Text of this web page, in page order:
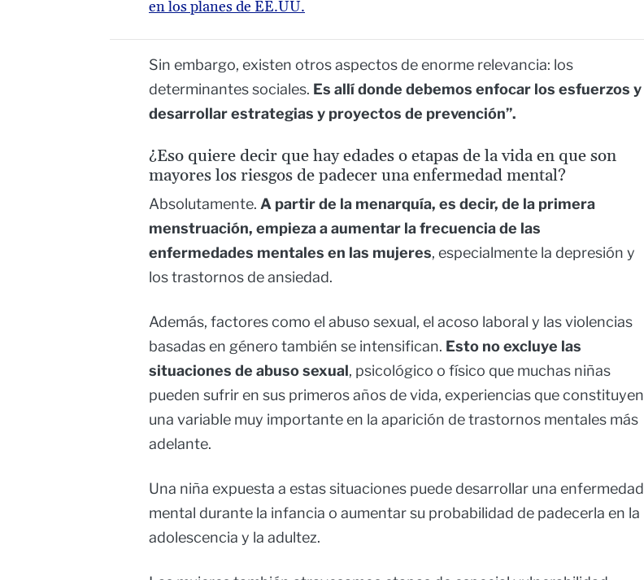
en los planes de EE.UU.
Sin embargo, existen otros aspectos de enorme relevancia: los
determinantes sociales. Es allí donde debemos enfocar los esfuerzos y
desarrollar estrategias y proyectos de prevención”.
¿Eso quiere decir que hay edades o etapas de la vida en que son
mayores los riesgos de padecer una enfermedad mental?
Absolutamente. A partir de la menarquía, es decir, de la primera
menstruación, empieza a aumentar la frecuencia de las
enfermedades mentales en las mujeres, especialmente la depresión y
los trastornos de ansiedad.
Además, factores como el abuso sexual, el acoso laboral y las violencias
basadas en género también se intensifican. Esto no excluye las
situaciones de abuso sexual, psicológico o físico que muchas niñas
pueden sufrir en sus primeros años de vida, experiencias que constituyen
una variable muy importante en la aparición de trastornos mentales más
adelante.
Una niña expuesta a estas situaciones puede desarrollar una enfermedad
mental durante la infancia o aumentar su probabilidad de padecerla en la
adolescencia y la adultez.